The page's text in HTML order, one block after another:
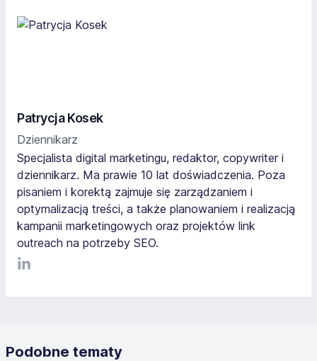
Patrycja Kosek
Dziennikarz
Specjalista digital marketingu, redaktor, copywriter i
dziennikarz. Ma prawie 10 lat doświadczenia. Poza
pisaniem i korektą zajmuje się zarządzaniem i
optymalizacją treści, a także planowaniem i realizacją
kampanii marketingowych oraz projektów link
outreach na potrzeby SEO.
LinkediIn
Podobne tematy